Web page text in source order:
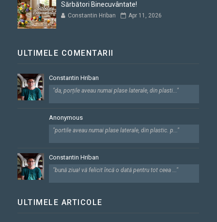
Sărbători Binecuvântate!
Constantin Hriban Apr 11, 2026
ULTIMELE COMENTARII
Constantin Hriban
"da, porțile aveau numai plase laterale, din plasti..."
Anonymous
"portile aveau numai plase laterale, din plastic. p..."
Constantin Hriban
"bună ziua! vă felicit încă o dată pentru tot ceea ..."
ULTIMELE ARTICOLE